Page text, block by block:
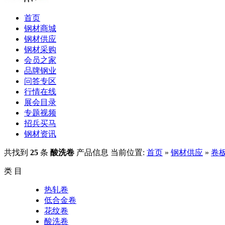
首页
钢材商城
钢材供应
钢材采购
会员之家
品牌钢业
问答专区
行情在线
展会目录
专题视频
招兵买马
钢材资讯
共找到 25 条 酸洗卷 产品信息 当前位置: 首页 » 钢材供应 » 卷
类 目
热轧卷
低合金卷
花纹卷
酸洗卷